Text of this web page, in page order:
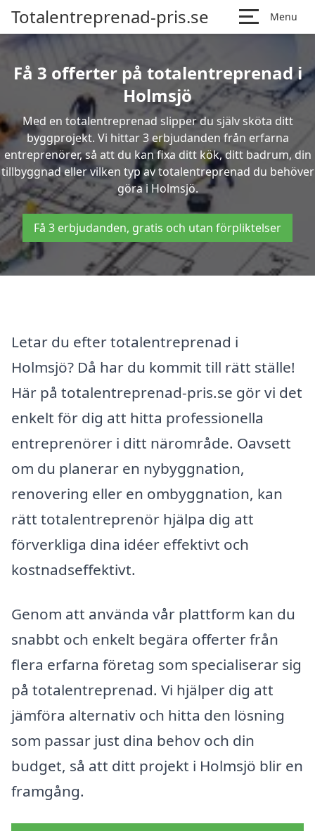
Totalentreprenad-pris.se Menu
Få 3 offerter på totalentreprenad i
Holmsjö
Med en totalentreprenad slipper du själv sköta ditt
byggprojekt. Vi hittar 3 erbjudanden från erfarna
entreprenörer, så att du kan fixa ditt kök, ditt badrum, din
tillbyggnad eller vilken typ av totalentreprenad du behöver
göra i Holmsjö.
Få 3 erbjudanden, gratis och utan förpliktelser
Letar du efter totalentreprenad i
Holmsjö? Då har du kommit till rätt ställe!
Här på totalentreprenad-pris.se gör vi det
enkelt för dig att hitta professionella
entreprenörer i ditt närområde. Oavsett
om du planerar en nybyggnation,
renovering eller en ombyggnation, kan
rätt totalentreprenör hjälpa dig att
förverkliga dina idéer effektivt och
kostnadseffektivt.
Genom att använda vår plattform kan du
snabbt och enkelt begära offerter från
flera erfarna företag som specialiserar sig
på totalentreprenad. Vi hjälper dig att
jämföra alternativ och hitta den lösning
som passar just dina behov och din
budget, så att ditt projekt i Holmsjö blir en
framgång.